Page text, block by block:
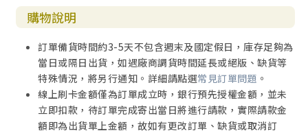
購物說明
訂單備貨時間約3-5天不包含週末及國定假日，庫存足夠為
當日或隔日出貨，如遇廠商調貨時間延長或絕版、缺貨等
特殊情況，將另行通知。詳細請點選常見訂單問題 。
線上刷卡金額僅為訂單成立時，銀行預先授權金額，並未
立即扣款，待訂單完成寄出當日將進行請款，實際請款金
額即為出貨單上金額，故如有更改訂單、缺貨或取消訂